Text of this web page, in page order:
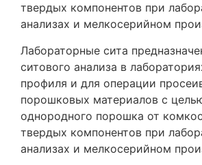
твердых компонентов при
анализах и мелкосерийном
Лабораторные сита
ситового анализа в
профиля и для операции
порошковых материалов с
однородного порошка от
твердых компонентов при
анализах и мелкосерийном